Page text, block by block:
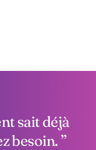
sait déjà
besoin.